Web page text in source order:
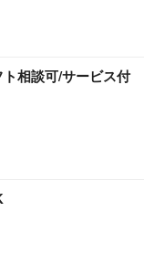
ト相談可/サービス付